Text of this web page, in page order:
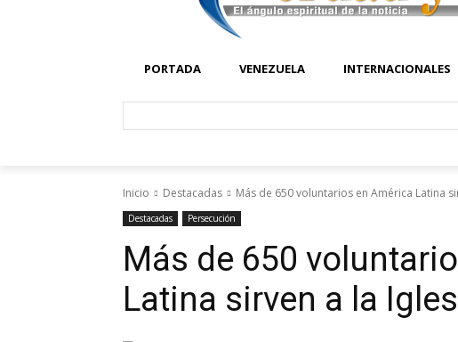
PORTADA VENEZUELA INTERNACIONALES
Inicio Destacadas Más de 650 voluntarios en América Latina
Destacadas Persecución
Más de 650
Latina sirven a la